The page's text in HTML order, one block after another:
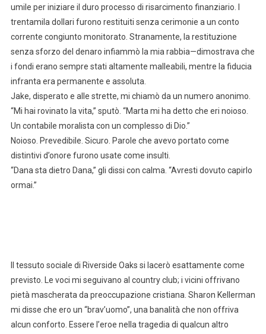
umile per iniziare il duro processo di risarcimento finanziario. I
trentamila dollari furono restituiti senza cerimonie a un conto
corrente congiunto monitorato. Stranamente, la restituzione
senza sforzo del denaro infiammò la mia rabbia—dimostrava che
i fondi erano sempre stati altamente malleabili, mentre la fiducia
infranta era permanente e assoluta.
Jake, disperato e alle strette, mi chiamò da un numero anonimo.
“Mi hai rovinato la vita,” sputò. “Marta mi ha detto che eri noioso.
Un contabile moralista con un complesso di Dio.”
Noioso. Prevedibile. Sicuro. Parole che avevo portato come
distintivi d’onore furono usate come insulti.
“Dana sta dietro Dana,” gli dissi con calma. “Avresti dovuto capirlo
ormai.”
Il tessuto sociale di Riverside Oaks si lacerò esattamente come
previsto. Le voci mi seguivano al country club; i vicini offrivano
pietà mascherata da preoccupazione cristiana. Sharon Kellerman
mi disse che ero un “brav’uomo”, una banalità che non offriva
alcun conforto. Essere l’eroe nella tragedia di qualcun altro